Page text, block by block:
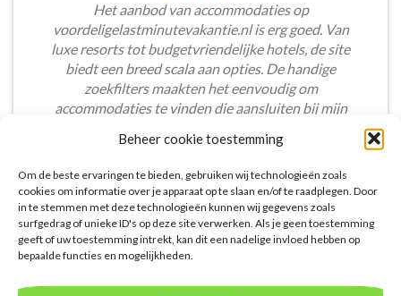
Beheer cookie toestemming
Om de beste ervaringen te bieden, gebruiken wij technologieën zoals
cookies om informatie over je apparaat op te slaan en/of te raadplegen. Door
in te stemmen met deze technologieën kunnen wij gegevens zoals
surfgedrag of unieke ID's op deze site verwerken. Als je geen toestemming
geeft of uw toestemming intrekt, kan dit een nadelige invloed hebben op
bepaalde functies en mogelijkheden.
Het aanbod van accommodaties op
voordeligelastminutevakantie.nl is erg goed. Van
luxe resorts tot budgetvriendelijke hotels, de site
biedt een breed scala aan opties. De handige
zoekfilters maakten het eenvoudig om
accommodaties te vinden die aansluiten bij mijn